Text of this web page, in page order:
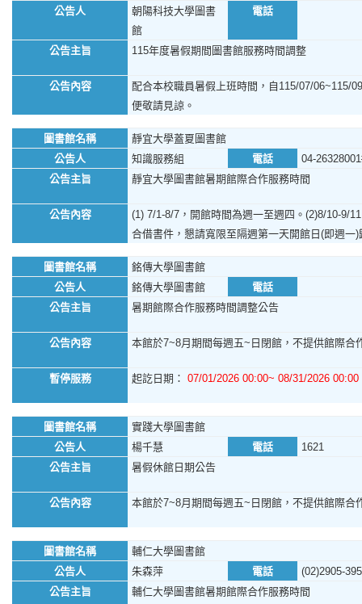
公告人
朝陽科技大學圖書
館
電話
公告主旨 115年度暑假期間圖書館服務時間調整
公告內容
配合本校職員暑假上班時間，自115/07/06~115/
便敬請見諒。
圖書館名稱
靜宜大學蓋夏圖書館
公告人
知識服務組 電話
04-
公告主旨
靜宜大學圖書館暑期館際合作服務時間
公告內容
(1) 7/1-8/7，開館時間為週一至週四。(2)8/10-9/
合借書件，懇請寬限至隔週第一天開館日(即週
圖書館名稱
銘傳大學圖書館
公告人
銘傳大學圖書館
電話
公告主旨
暑期館際合作服務時間調整公告
公告內容 本館於7~8月期間每週五~日閉館，不提供館際
暫停服務 起訖日期： 07/01/2026 00:00~ 08/31/2026 00:00
圖書館名稱
實踐大學圖書館
公告人
楊千慧 電話
1621
公告主旨
暑假休館日期公告
公告內容 本館於7~8月期間每週五~日閉館，不提供館際
圖書館名稱
輔仁大學圖書館
公告人
朱森萍 電話
(02)2905-
公告主旨
輔仁大學圖書館暑期館際合作服務時間